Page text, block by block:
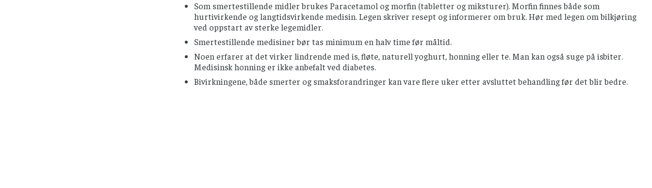
Som smertestillende midler brukes Paracetamol og morfin (tabletter og miksturer). Morfin finnes både som
hurtivirkende og langtidsvirkende medisin. Legen skriver resept og informerer om bruk. Hør med legen om bilkjøring
ved oppstart av sterke legemidler.
Smertestillende medisiner bør tas minimum en halv time før måltid.
Noen erfarer at det virker lindrende med is, fløte, naturell yoghurt, honning eller te. Man kan også suge på isbiter.
Medisinsk honning er ikke anbefalt ved diabetes.
Bivirkningene, både smerter og smaksforandringer kan vare flere uker etter avsluttet behandling før det blir bedre.